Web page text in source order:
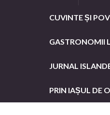
CUVINTE ȘI
GASTRONOMII
JURNAL
PRIN IAȘUL DE